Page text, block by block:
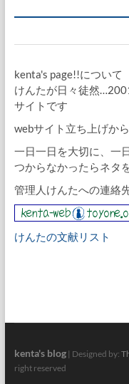
kenta's page!!について
けんたが日々徒然
サイトです
webサイト立ち上げか
一日一日を大切に、一
つからなかったらネタ
管理人けんたへの連絡
けんたの文献リスト
kenta's blog| Designed by:
right reserved